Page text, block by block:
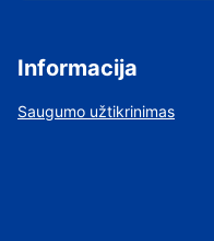
Informacija
Saugumo užtikrinimas